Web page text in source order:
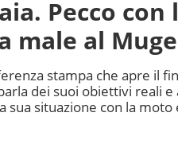
Pecco
male al
stampa che apre il
dei suoi obiettivi reali
sua situazione con la